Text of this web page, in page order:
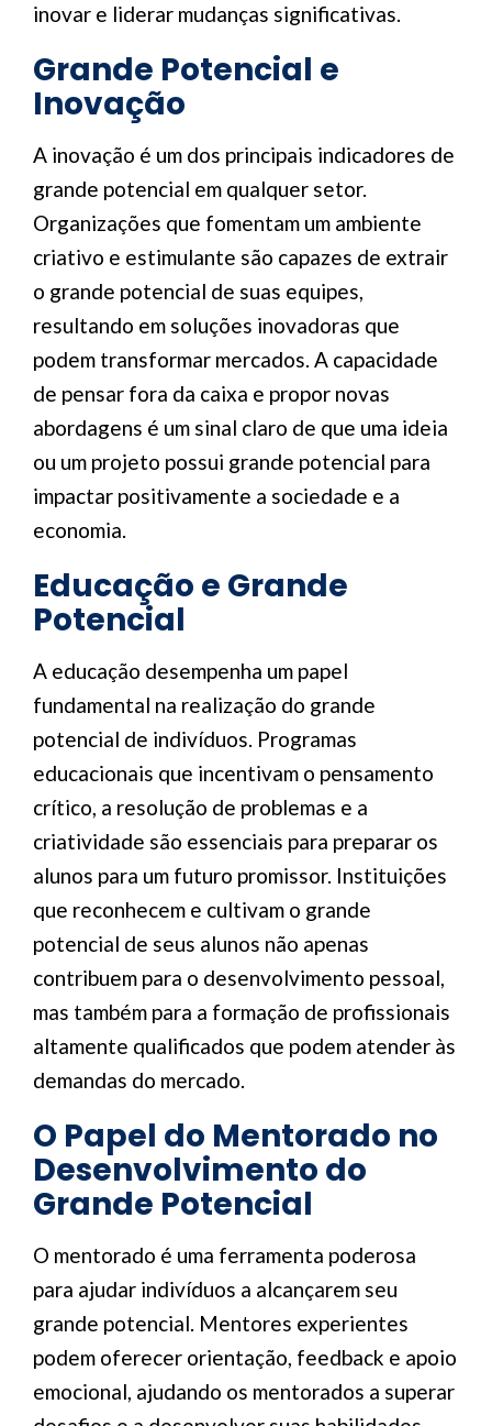
inovar e liderar mudanças significativas.
Grande Potencial e
Inovação
A inovação é um dos principais indicadores de
grande potencial em qualquer setor.
Organizações que fomentam um ambiente
criativo e estimulante são capazes de extrair
o grande potencial de suas equipes,
resultando em soluções inovadoras que
podem transformar mercados. A capacidade
de pensar fora da caixa e propor novas
abordagens é um sinal claro de que uma ideia
ou um projeto possui grande potencial para
impactar positivamente a sociedade e a
economia.
Educação e Grande
Potencial
A educação desempenha um papel
fundamental na realização do grande
potencial de indivíduos. Programas
educacionais que incentivam o pensamento
crítico, a resolução de problemas e a
criatividade são essenciais para preparar os
alunos para um futuro promissor. Instituições
que reconhecem e cultivam o grande
potencial de seus alunos não apenas
contribuem para o desenvolvimento pessoal,
mas também para a formação de profissionais
altamente qualificados que podem atender às
demandas do mercado.
O Papel do Mentorado no
Desenvolvimento do
Grande Potencial
O mentorado é uma ferramenta poderosa
para ajudar indivíduos a alcançarem seu
grande potencial. Mentores experientes
podem oferecer orientação, feedback e apoio
emocional, ajudando os mentorados a superar